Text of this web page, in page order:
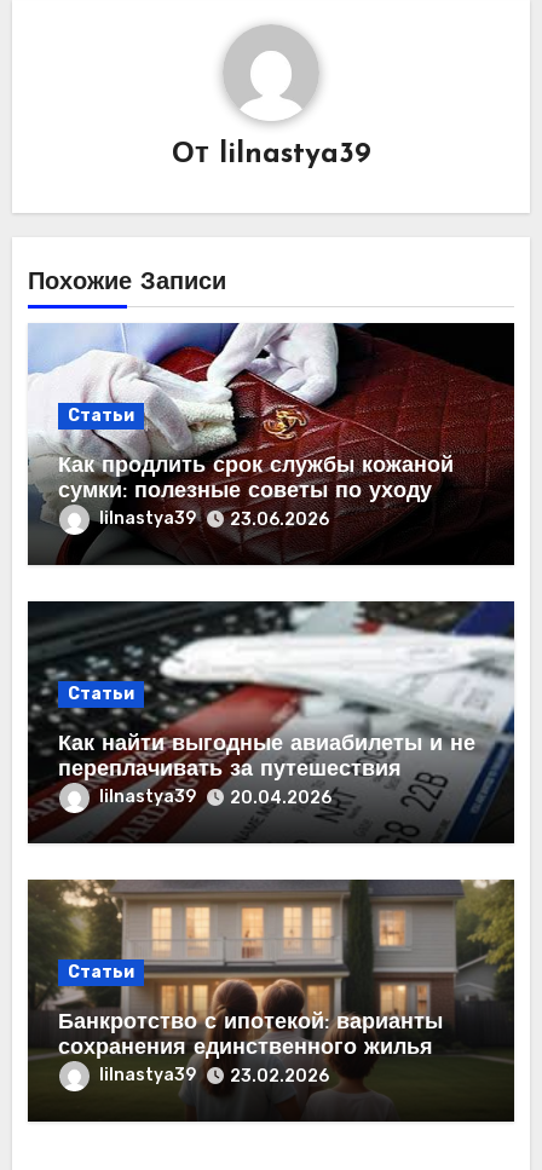
От lilnastya39
Похожие Записи
Статьи
Как продлить срок службы кожаной
сумки: полезные советы по уходу
lilnastya39 23.06.2026
Статьи
Как найти выгодные авиабилеты и не
переплачивать за путешествия
lilnastya39 20.04.2026
Статьи
Банкротство с ипотекой: варианты
сохранения единственного жилья
lilnastya39 23.02.2026